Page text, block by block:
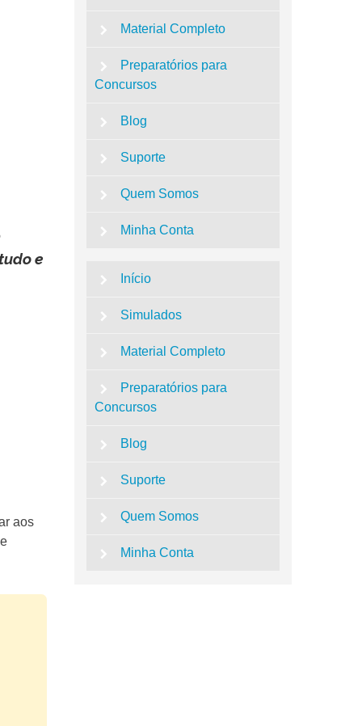
e
aos
Material Completo
Preparatórios para
Concursos
Blog
Suporte
Quem Somos
Minha Conta
Início
Simulados
Material Completo
Preparatórios para
Concursos
Blog
Suporte
Quem Somos
Minha Conta